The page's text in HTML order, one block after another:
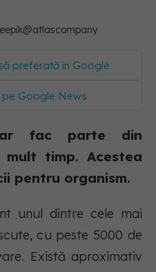
preferată în Google
pe Google News
fac parte din
timp. Acestea
pentru organism.
unul dintre cele mai
cu peste 5000 de
Există aproximativ